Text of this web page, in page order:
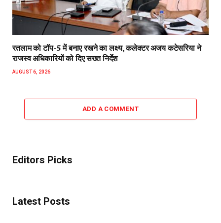
रतलाम को टॉप-5 में बनाए रखने का लक्ष्य, कलेक्टर अजय कटेसरिया ने
राजस्व अधिकारियों को दिए सख्त निर्देश
AUGUST 6, 2026
ADD A COMMENT
Editors Picks
Latest Posts